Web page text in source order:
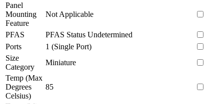
Panel
Mounting
Feature
Not Applicable
PFAS
PFAS Status Undetermined
Ports
1 (Single Port)
Size
Category
Miniature
Temp (Max
Degrees
Celsius)
85